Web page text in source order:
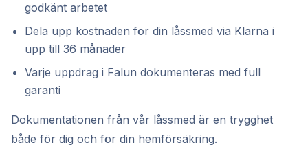
godkänt arbetet
Dela upp kostnaden för din låssmed via Klarna i
upp till 36 månader
Varje uppdrag i Falun dokumenteras med full
garanti
Dokumentationen från vår låssmed är en trygghet
både för dig och för din hemförsäkring.